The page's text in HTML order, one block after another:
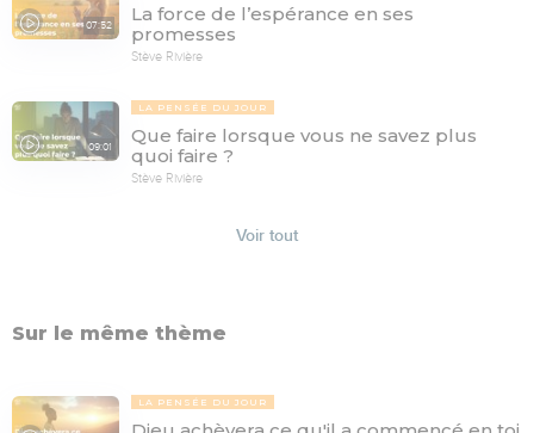
07:52
La force de l’espérance en ses
promesses
Stève Rivière
09:01
LA PENSÉE DU JOUR
Que faire lorsque vous ne savez plus
quoi faire ?
Stève Rivière
Voir tout
Sur le même thème
LA PENSÉE DU JOUR